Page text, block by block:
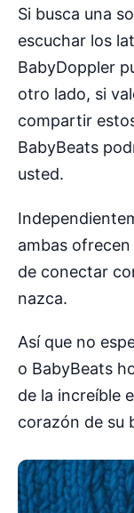
Si busca una
escuchar los
BabyDoppler
otro lado, si
compartir
BabyBeats
usted.
ambas
de conectar
nazca.
Así que no
o BabyBeats
de la increíble
corazón de su